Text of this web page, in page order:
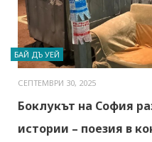
БАЙ ДЪ УЕЙ
СЕПТЕМВРИ 30, 2025
Боклукът на София
истории – поезия в